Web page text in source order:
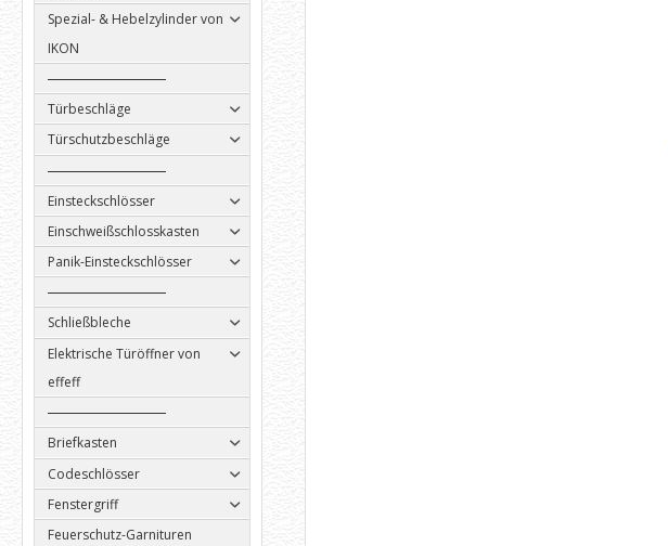
Spezial- & Hebelzylinder von
IKON
Türbeschläge
Türschutzbeschläge
Einsteckschlösser
Einschweißschlosskasten
Panik-Einsteckschlösser
Schließbleche
Elektrische Türöffner von
effeff
Briefkasten
Codeschlösser
Fenstergriff
Feuerschutz-Garnituren